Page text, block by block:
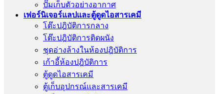
ปั๊มเก็บตัวอย่างอากาศ
เฟอร์นิเจอร์แลปและตู้ดูดไอสารเคมี
โต๊ะปฎิบัติการกลาง
โต๊ะปฎิบัติการติดผนัง
ชุดอ่างล้างในห้องปฎิบัติการ
เก้าอี้ห้องปฎิบัติการ
ตู้ดูดไอสารเคมี
ตู้เก็บอุปกรณ์เเละสารเคมี